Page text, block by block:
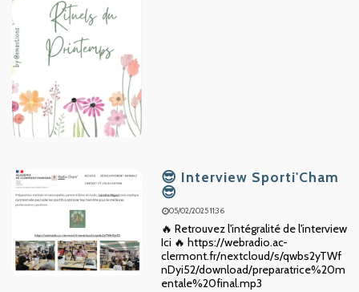
😎 Interview Sporti'Cham
😎
05/02/2025 11:36
🔥 Retrouvez l'intégralité de l'interview
Ici 🔥 https://webradio.ac-
clermont.fr/nextcloud/s/qwbs2yTWf
nDyi52/download/preparatrice%20m
entale%20final.mp3